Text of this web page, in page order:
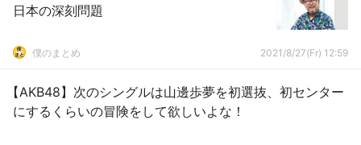
日本の深刻問題
僕のまとめ 2021/8/27(Fr) 12:59
【AKB48】次のシングルは山邊歩夢を初選抜、初センター
にするくらいの冒険をして欲しいよな！